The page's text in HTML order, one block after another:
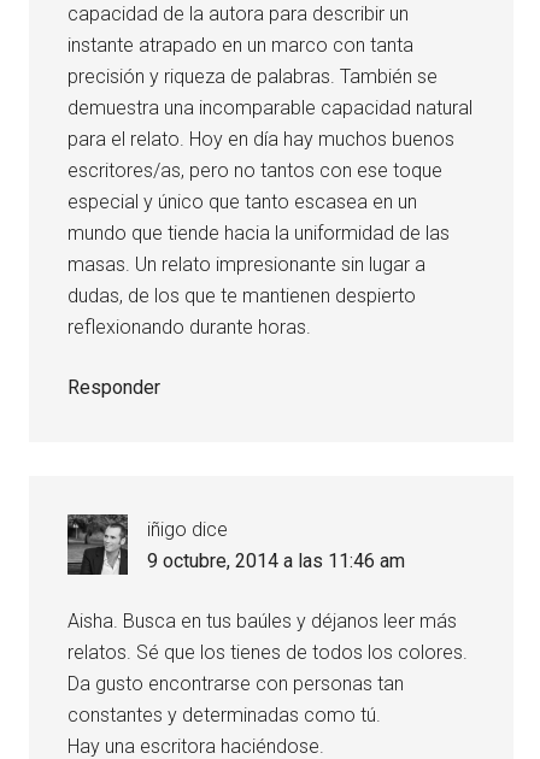
capacidad de la autora para describir un
instante atrapado en un marco con tanta
precisión y riqueza de palabras. También se
demuestra una incomparable capacidad natural
para el relato. Hoy en día hay muchos buenos
escritores/as, pero no tantos con ese toque
especial y único que tanto escasea en un
mundo que tiende hacia la uniformidad de las
masas. Un relato impresionante sin lugar a
dudas, de los que te mantienen despierto
reflexionando durante horas.
Responder
iñigo dice
9 octubre, 2014 a las 11:46 am
Aisha. Busca en tus baúles y déjanos leer más
relatos. Sé que los tienes de todos los colores.
Da gusto encontrarse con personas tan
constantes y determinadas como tú.
Hay una escritora haciéndose.